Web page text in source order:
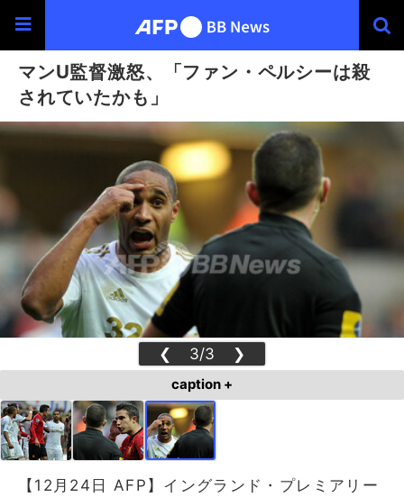
マンU監督激怒、「ファン・ペルシーは殺
されていたかも」
❮ 3/3 ❯
caption +
【12月24日 AFP】イングランド・プレミアリー